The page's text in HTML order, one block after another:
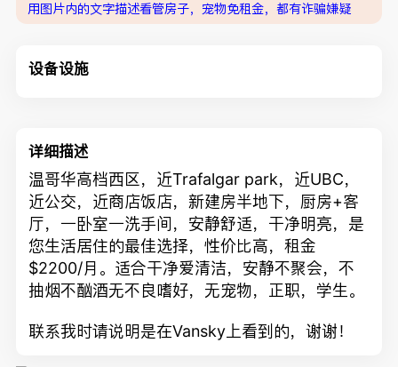
用图片内的文字描述看管房子，宠物免租金，都有诈骗嫌疑
设备设施
详细描述
温哥华高档西区，近Trafalgar park，近UBC，
近公交，近商店饭店，新建房半地下，厨房+客
厅，一卧室一洗手间，安静舒适，干净明亮，是
您生活居住的最佳选择，性价比高，租金
$2200/月。适合干净爱清洁，安静不聚会，不
抽烟不酗酒无不良嗜好，无宠物，正职，学生。
联系我时请说明是在Vansky上看到的，谢谢！